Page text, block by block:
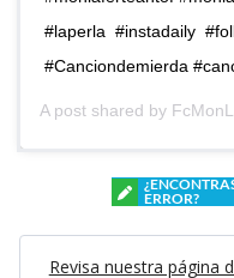
#laperla #instadaily
#Canciondemierda
A post shared by
ERROR?
Revisa nuestra página